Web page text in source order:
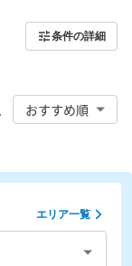
条件の詳細
おすすめ順
エリア一覧